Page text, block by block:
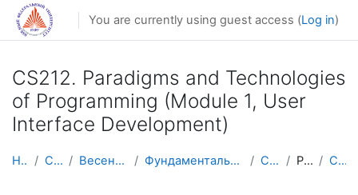
Skip to main content
You are currently using guest access (Log in)
CS212. Paradigms and Technologies
of Programming (Module 1, User
Interface Development)
Home Courses Весенний семестр Фундаментальная информатика и ИТ CS212en Practice Console